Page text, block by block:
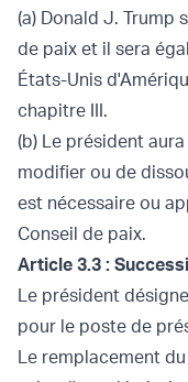
(a) Donald J. Trump
de paix et il sera
États-Unis
chapitre III.
(b) Le président
modifier ou de
est nécessaire ou
Conseil de paix.
Article 3.3 :
Le président
pour le poste de
Le remplacement